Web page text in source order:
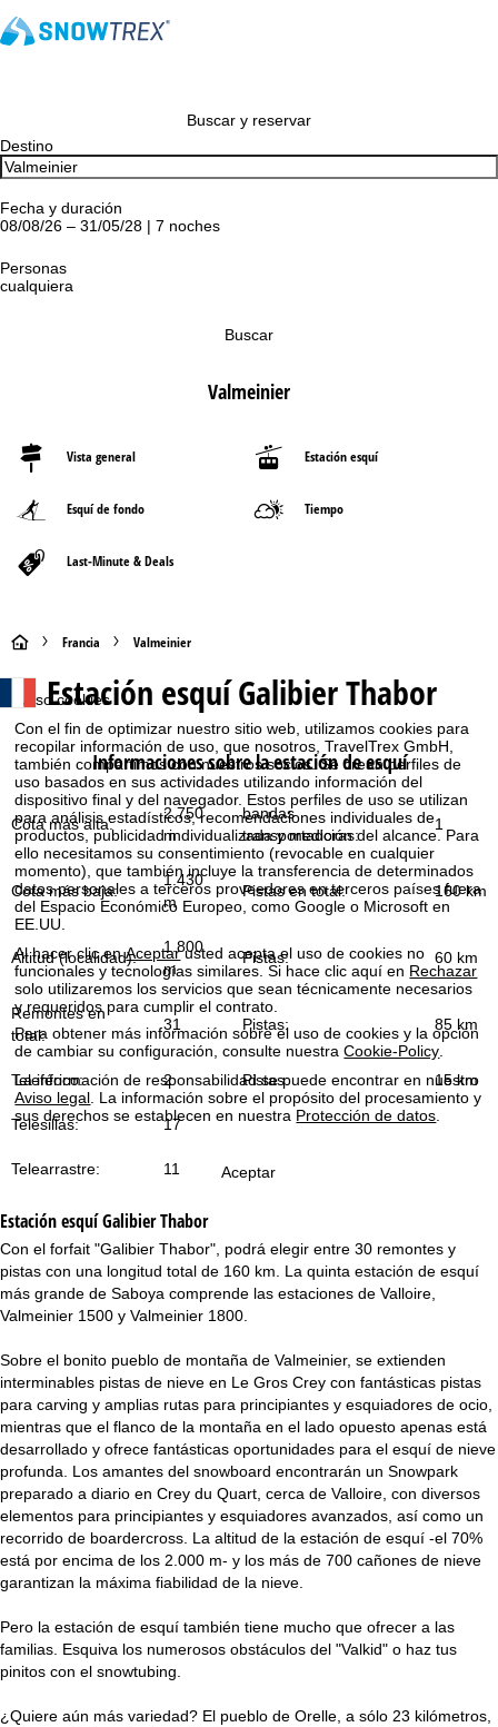
Aviso cookies
Con el fin de optimizar nuestro sitio web, utilizamos cookies para
recopilar información de uso, que nosotros, TravelTrex GmbH,
también compartimos con nuestros socios. Se crean perfiles de
uso basados en sus actividades utilizando información del
dispositivo final y del navegador. Estos perfiles de uso se utilizan
para análisis estadísticos, recomendaciones individuales de
productos, publicidad individualizada y medición del alcance. Para
ello necesitamos su consentimiento (revocable en cualquier
momento), que también incluye la transferencia de determinados
datos personales a terceros proveedores en terceros países fuera
del Espacio Económico Europeo, como Google o Microsoft en
EE.UU.
Al hacer clic enAceptarusted acepta el uso de cookies no
funcionales y tecnologías similares. Si hace clic aquí en Rechazar
solo utilizaremos los servicios que sean técnicamente necesarios
y requeridos para cumplir el contrato.
Para obtener más información sobre el uso de cookies y la opción
de cambiar su configuración, consulte nuestraCookie-Policy.
La información de responsabilidad se puede encontrar en nuestro
Aviso legal. La información sobre el propósito del procesamiento y
sus derechos se establecen en nuestra Protección de datos.
Aceptar
Buscar y reservar
Destino
Fecha y duración
08/08/26 – 31/05/28 | 7 noches
Personas
cualquiera
Buscar
Valmeinier
Vista general Estación esquí
Esquí de fondo Tiempo
Last-Minute & Deals
P
g
i
n
a
p
r
i
n
c
a
l
Francia Valmeinier
Estación esquíGalibier Thabor
Informaciones sobre la estación de esquí
Cota más alta:
2.750
m
bandas
transportadoras:
1
Cota más baja:
1.430
m
Pistas en total: 160 km
Altitud (localidad):
1.800
m
Pistas: 60 km
Remontes en
total:
31 Pistas: 85 km
Teleférico: 2 Pistas: 15 km
Telesillas: 17
Telearrastre: 11
Estación esquíGalibier Thabor
Con el forfait "Galibier Thabor", podrá elegir entre 30 remontes y
pistas con una longitud total de 160 km. La quinta estación de esquí
más grande de Saboya comprende las estaciones de Valloire,
Valmeinier 1500 y Valmeinier 1800.
Sobre el bonito pueblo de montaña de Valmeinier, se extienden
interminables pistas de nieve en Le Gros Crey con fantásticas pistas
para carving y amplias rutas para principiantes y esquiadores de ocio,
mientras que el flanco de la montaña en el lado opuesto apenas está
desarrollado y ofrece fantásticas oportunidades para el esquí de nieve
profunda. Los amantes del snowboard encontrarán un Snowpark
preparado a diario en Crey du Quart, cerca de Valloire, con diversos
elementos para principiantes y esquiadores avanzados, así como un
recorrido de boardercross. La altitud de la estación de esquí -el 70%
está por encima de los 2.000 m- y los más de 700 cañones de nieve
garantizan la máxima fiabilidad de la nieve.
Pero la estación de esquí también tiene mucho que ofrecer a las
familias. Esquiva los numerosos obstáculos del "Valkid" o haz tus
pinitos con el snowtubing.
¿Quiere aún más variedad? El pueblo de Orelle, a sólo 23 kilómetros,